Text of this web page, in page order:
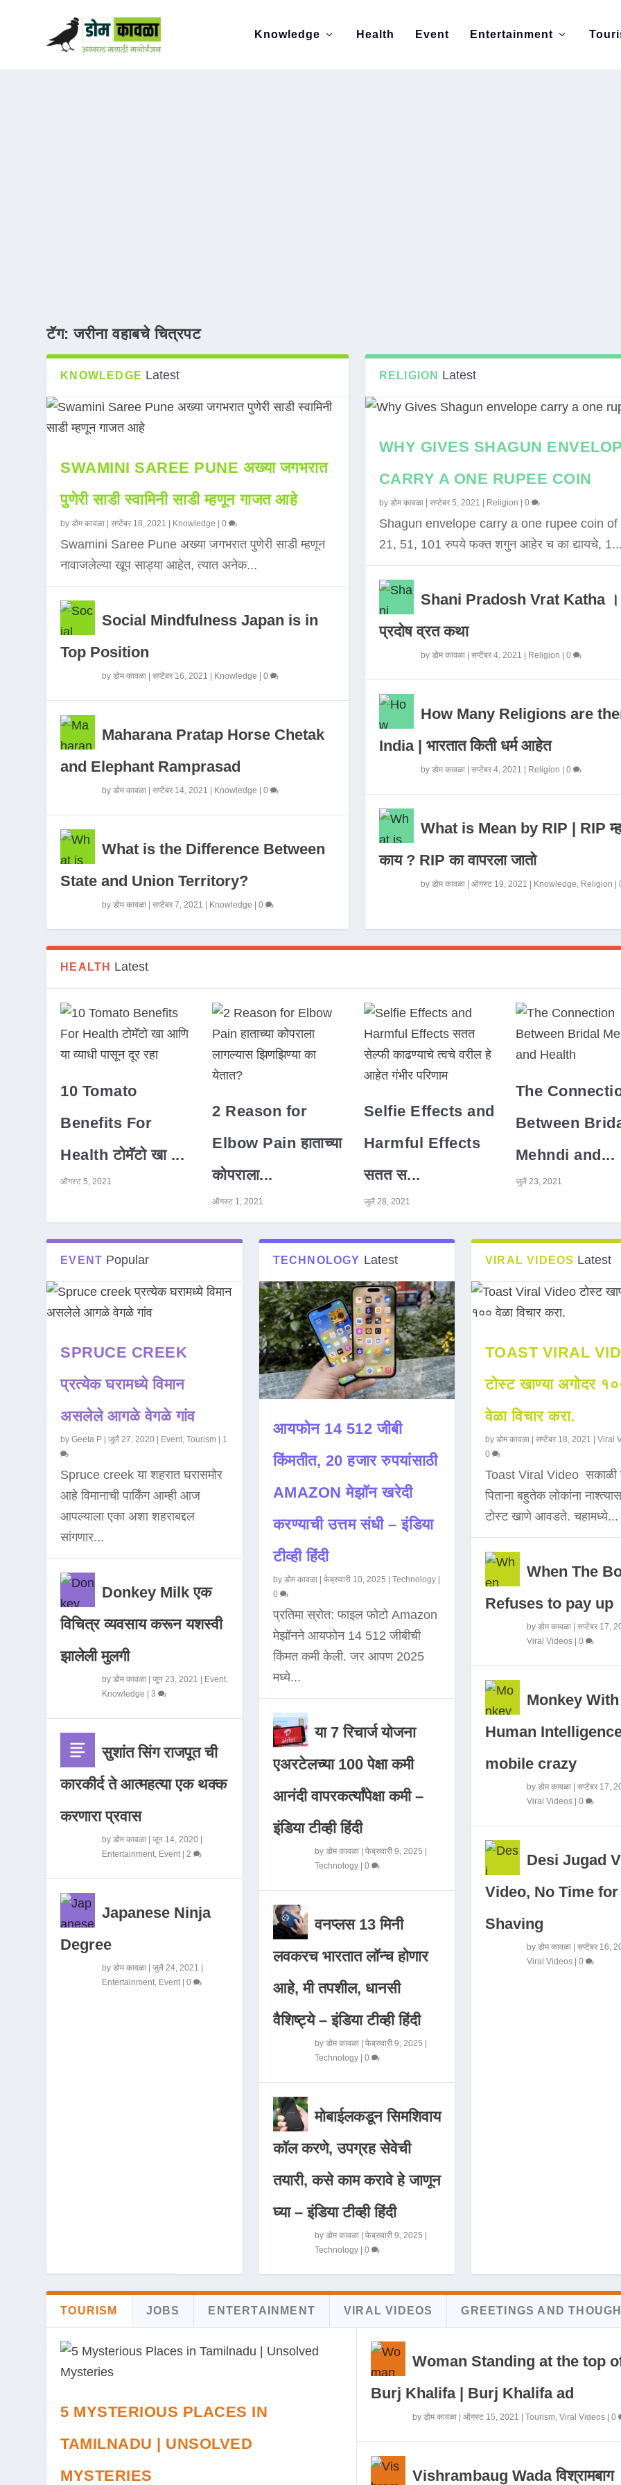
Knowledge Health Event Entertainment
टॅग:जरीना वहाबचे चित्रपट
KNOWLEDGE Latest
SWAMINI SAREE PUNE अख्या जगभरात
पुणेरी साडी स्वामिनी साडी म्हणून गाजत आहे
byडोम कावळा |सप्टेंबर 18, 2021 Knowledge |0
Swamini Saree Pune अख्या जगभरात पुणेरी साडी म्हणून
नावाजलेल्या खूप साड्या आहेत, त्यात अनेक...
Social Mindfulness Japan is in
Top Position
byडोम कावळा |सप्टेंबर 16, 2021 Knowledge |0
Maharana Pratap Horse Chetak
and Elephant Ramprasad
byडोम कावळा |सप्टेंबर 14, 2021 Knowledge |0
What is the Difference Between
State and Union Territory?
byडोम कावळा |सप्टेंबर 7, 2021 Knowledge |0
RELIGION Latest
WHY GIVES SHAGUN
CARRY A ONE RUPEE COIN
by डोम कावळा| सप्टेंबर 5, 2021 Religion 0
Shagun envelope carry a one rupee coin of
21, 51, 101 रुपये फक्त शगुन आहेर च का द्यायचे, 1...
Shani Pradosh Vrat Katha ।
प्रदोष व्रत कथा
by डोम कावळा| सप्टेंबर 4, 2021 Religion 0
How Many Religions are
India | भारतात किती धर्म आहेत
by डोम कावळा| सप्टेंबर 4, 2021 Religion 0
What is Mean by RIP | RIP
काय ? RIP का वापरला जातो
by डोम कावळा| ऑगस्ट 19, 2021 Knowledge, Religion
HEALTH Latest
10 Tomato
Benefits For
Health टोमॅटो खा ...
ऑगस्ट 5, 2021
2 Reason for
Elbow Pain हाताच्या
कोपराला...
ऑगस्ट 1, 2021
Selfie Effects and
Harmful Effects
सतत स...
जुलै 28, 2021
The
Between
Mehndi and...
जुलै 23, 2021
EVENT Popular
SPRUCE CREEK
प्रत्येक घरामध्ये विमान
असलेले आगळे वेगळे गांव
byGeeta P |जुलै 27, 2020 Event,Tourism 1
Spruce creek या शहरात घरासमोर
आहे विमानाची पार्किंग आम्ही आज
आपल्याला एका अशा शहराबद्दल
सांगणार...
Donkey Milk एक
विचित्र व्यवसाय करून यशस्वी
झालेली मुलगी
byडोम कावळा |जून 23, 2021 Event,
Knowledge |3
सुशांत सिंग राजपूत ची
कारकीर्द ते आत्महत्या एक थक्क
करणारा प्रवास
byडोम कावळा |जून 14, 2020
Entertainment, Event|2
Japanese Ninja
Degree
byडोम कावळा |जुलै 24, 2021
Entertainment, Event|0
TECHNOLOGY Latest
आयफोन 14 512 जीबी
किंमतीत, 20 हजार रुपयांसाठी
AMAZON मेझॉन खरेदी
करण्याची उत्तम संधी – इंडिया
टीव्ही हिंदी
by डोम कावळा| फेब्रुवारी 10, 2025 | Technology|
0
प्रतिमा स्रोत: फाइल फोटो Amazon
मेझॉनने आयफोन 14 512 जीबीची
किंमत कमी केली. जर आपण 2025
मध्ये...
या 7 रिचार्ज योजना
एअरटेलच्या 100 पेक्षा कमी
आनंदी वापरकर्त्यांपेक्षा कमी –
इंडिया टीव्ही हिंदी
by डोम कावळा| फेब्रुवारी 9, 2025 |
Technology| 0
वनप्लस 13 मिनी
लवकरच भारतात लॉन्च होणार
आहे, मी तपशील, धानसी
वैशिष्ट्ये – इंडिया टीव्ही हिंदी
by डोम कावळा| फेब्रुवारी 9, 2025 |
Technology| 0
मोबाईलकडून सिमशिवाय
कॉल करणे, उपग्रह सेवेची
तयारी, कसे काम करावे हे जाणून
घ्या – इंडिया टीव्ही हिंदी
by डोम कावळा| फेब्रुवारी 9, 2025 |
Technology| 0
VIRAL VIDEOS Latest
TOAST VIRAL
टोस्ट खाण्या अगोदर
वेळा विचार करा.
by डोम कावळा| सप्टेंबर 18, 2021 Viral
0
Toast Viral Video सकाळी
पिताना बहुतेक लोकांना
टोस्ट खाणे आवडते. चहामध्ये...
When The
Refuses to pay up
by डोम कावळा| सप्टेंबर 17,
Viral Videos| 0
Monkey With
Human
mobile crazy
by डोम कावळा| सप्टेंबर 17,
Viral Videos| 0
Desi Jugad
Video, No Time for
Shaving
by डोम कावळा| सप्टेंबर 16,
Viral Videos| 0
TOURISM JOBS ENTERTAINMENT VIRAL VIDEOS GREETINGS AND
5 MYSTERIOUS PLACES IN
TAMILNADU | UNSOLVED
MYSTERIES
Woman Standing at the top
Burj Khalifa | Burj Khalifa ad
by डोम कावळा| ऑगस्ट 15, 2021 | Tourism, Viral Videos| 0
Vishrambaug Wada विश्रामबाग